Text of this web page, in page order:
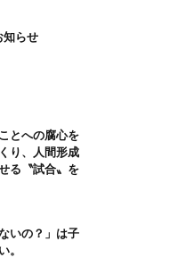
らせ
とへの腐心を
り、人間形成
る〝試合〟を
いの？」は子
。